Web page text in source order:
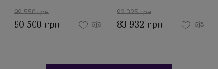
99 550 грн
90 500 грн
92 325 грн
83 932 грн